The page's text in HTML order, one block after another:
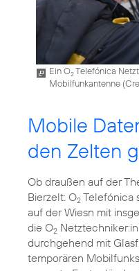
Ein O2Telefónica
Mobilfunkantenne (
Mobile
den Zelten
Ob draußen auf der
Bierzelt: O2 Telefónica
auf der Wiesn mit
die O2
durchgehend mit
temporären